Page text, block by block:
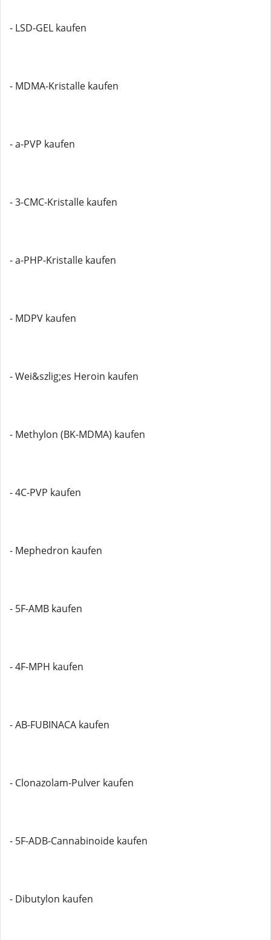
- LSD-GEL kaufen
- MDMA-Kristalle kaufen
- a-PVP kaufen
- 3-CMC-Kristalle kaufen
- a-PHP-Kristalle kaufen
- MDPV kaufen
- Wei&szlig;es Heroin kaufen
- Methylon (BK-MDMA) kaufen
- 4C-PVP kaufen
- Mephedron kaufen
- 5F-AMB kaufen
- 4F-MPH kaufen
- AB-FUBINACA kaufen
- Clonazolam-Pulver kaufen
- 5F-ADB-Cannabinoide kaufen
- Dibutylon kaufen